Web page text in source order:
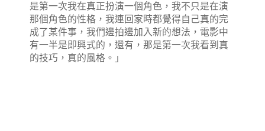
是第一次我在真正扮演一個角色，我不只是在演
那個角色的性格，我連回家時都覺得自己真的完
成了某件事，我們邊拍邊加入新的想法，電影中
有一半是即興式的，還有，那是第一次我看到真
的技巧，真的風格。」